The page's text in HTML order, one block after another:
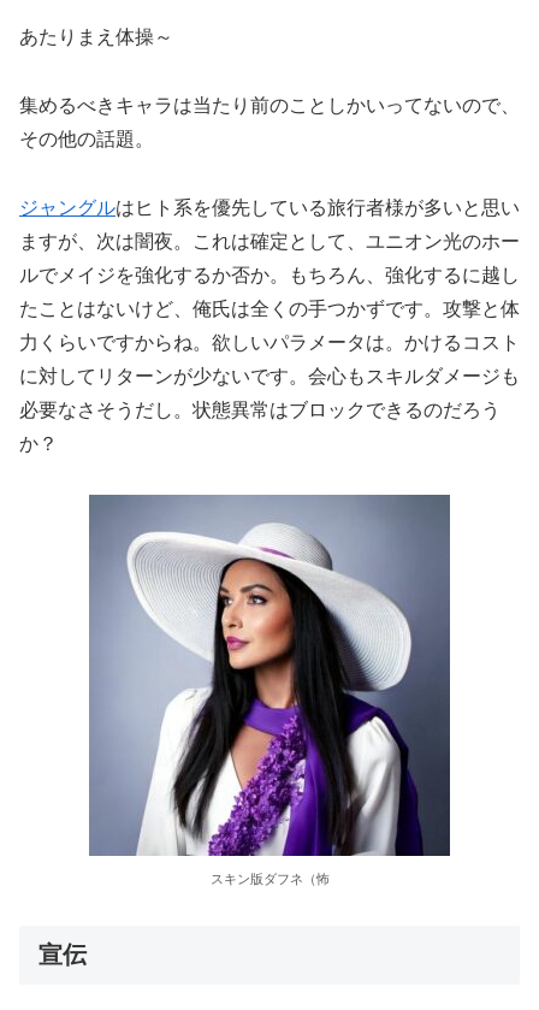
あたりまえ体操～
集めるべきキャラは当たり前のことしかいってないので、
その他の話題。
ジャングルはヒト系を優先している旅行者様が多いと思い
ますが、次は闇夜。これは確定として、ユニオン光のホー
ルでメイジを強化するか否か。もちろん、強化するに越し
たことはないけど、俺氏は全くの手つかずです。攻撃と体
力くらいですからね。欲しいパラメータは。かけるコスト
に対してリターンが少ないです。会心もスキルダメージも
必要なさそうだし。状態異常はブロックできるのだろう
か？
スキン版ダフネ（怖
宣伝